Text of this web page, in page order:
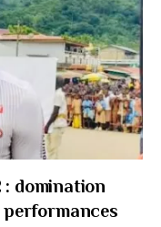
: domination
performances